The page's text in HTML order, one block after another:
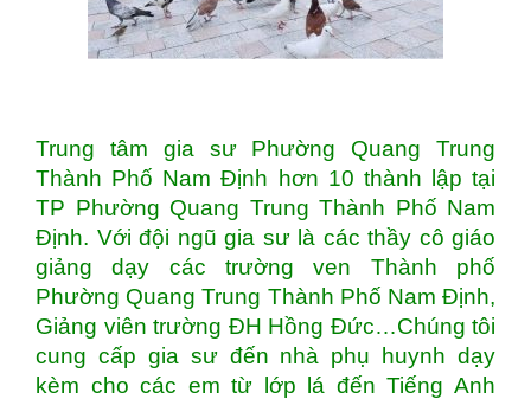
Trung tâm gia sư Phường Quang Trung
Thành Phố Nam Định hơn 10 thành lập tại
TP Phường Quang Trung Thành Phố Nam
Định. Với đội ngũ gia sư là các thầy cô giáo
giảng dạy các trường ven Thành phố
Phường Quang Trung Thành Phố Nam Định,
Giảng viên trường ĐH Hồng Đức…Chúng tôi
cung cấp gia sư đến nhà phụ huynh dạy
kèm cho các em từ lớp lá đến Tiếng Anh